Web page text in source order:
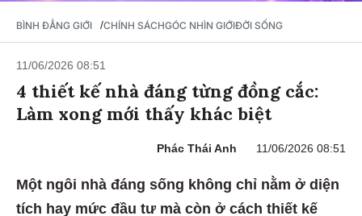
BÌNH ĐẲNG GIỚI /CHÍNH SÁCHGÓC NHÌN GIỚIĐỜI SỐNG
11/06/2026 08:51
4 thiết kế nhà đáng từng đồng cắc:
Làm xong mới thấy khác biệt
Phác Thái Anh 11/06/2026 08:51
Một ngôi nhà đáng sống không chỉ nằm ở diện
tích hay mức đầu tư mà còn ở cách thiết kế